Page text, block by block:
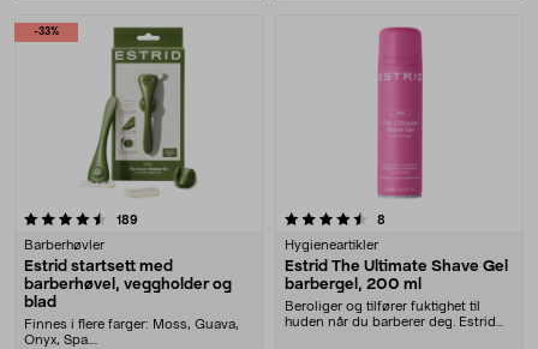
-33%
189
Barberhøvler
Estrid startsett med
barberhøvel, veggholder og
blad
Finnes i flere farger: Moss, Guava,
Onyx, Spa....
4.5 av 5 stjerner 8
Hygieneartikler
Estrid The Ultimate Shave Gel
barbergel, 200 ml
Beroliger og tilfører fuktighet til
huden når du barberer deg. Estrid